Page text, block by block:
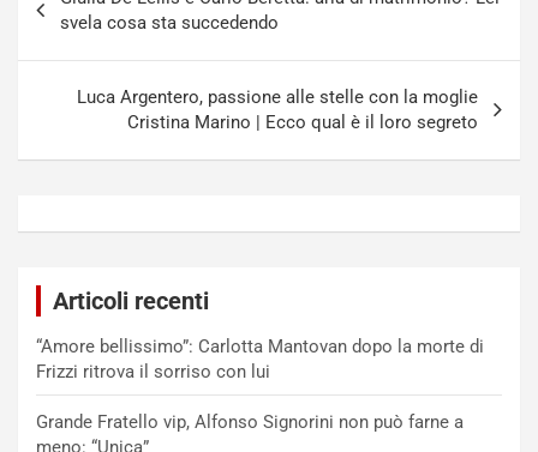
articoli
svela cosa sta succedendo
Luca Argentero, passione alle stelle con la moglie
Cristina Marino | Ecco qual è il loro segreto
Articoli recenti
“Amore bellissimo”: Carlotta Mantovan dopo la morte di
Frizzi ritrova il sorriso con lui
Grande Fratello vip, Alfonso Signorini non può farne a
meno: “Unica”